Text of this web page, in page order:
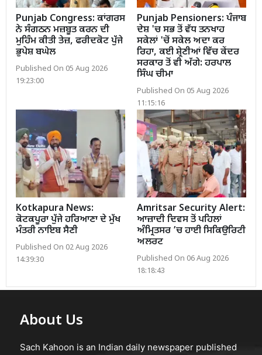
Punjab Congress: ਕਾਂਗਰਸ
ਨੇ ਸੰਗਠਨ ਮਜ਼ਬੂਤ ਕਰਨ ਦੀ
ਮੁਹਿੰਮ ਕੀਤੀ ਤੇਜ਼, ਫਰੀਦਕੋਟ ਪੁੱਜੇ
ਭੁਪੇਸ਼ ਬਘੇਲ
Published On 05 Aug 2026
19:23:00
Punjab Pensioners: ਪੰਜਾਬ
ਦੇਸ਼ 'ਚ ਸਭ ਤੋਂ ਵੱਧ ਤਨਖਾਹ
ਸਕੇਲਾਂ 'ਚੋਂ ਸਕੇਲ ਅਦਾ ਕਰ
ਰਿਹਾ, ਕਈ ਸ਼੍ਰੇਣੀਆਂ ਵਿੱਚ ਕੇਂਦਰ
ਸਰਕਾਰ ਤੋਂ ਵੀ ਅੱਗੇ: ਹਰਪਾਲ
ਸਿੰਘ ਚੀਮਾ
Published On 05 Aug 2026
11:15:16
Kotkapura News:
ਕੋਟਕਪੂਰਾ ਪੁੱਜੇ ਹਰਿਆਣਾ ਦੇ ਮੁੱਖ
ਮੰਤਰੀ ਨਾਇਬ ਸੈਣੀ
Published On 02 Aug 2026
14:39:30
Amritsar Security Alert:
ਆਜ਼ਾਦੀ ਦਿਵਸ ਤੋਂ ਪਹਿਲਾਂ
ਅੰਮ੍ਰਿਤਸਰ ’ਚ ਹਾਈ ਸਿਕਿਉਰਿਟੀ
ਅਲਰਟ
Published On 06 Aug 2026
18:18:43
About Us
Sach Kahoon is an Indian daily newspaper published